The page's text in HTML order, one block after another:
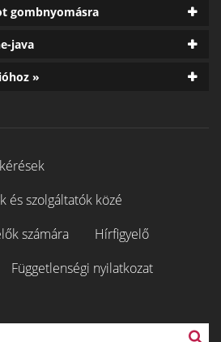
gombnyomásra
java
»
és szolgáltatók közé
számára
Hírfigyelő
Függetlenségi nyilatkozat